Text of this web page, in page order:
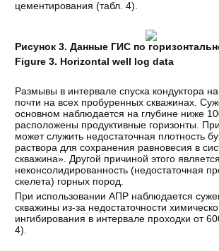
цементирования (табл. 4).
Рисунок 3. Данные ГИС по
Figure 3. Horizontal well log data
Размывы в интервале спуска кондуктора
почти на всех пробуренных скважинах.
основном наблюдается на глубине ниже
расположены продуктивные горизонты.
может служить недостаточная плотность
раствора для сохранения равновесия в
скважина». Другой причиной этого является
неконсолидированность (недостаточная
скелета) горных пород.
При использовании АПР наблюдается
скважины из-за недостаточности
ингибирования в интервале проходки от
4).